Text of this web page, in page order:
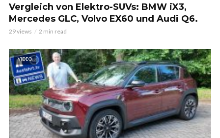
Vergleich von Elektro-SUVs: BMW iX3,
Mercedes GLC, Volvo EX60 und Audi Q6.
29 views 2 min read
VIDEO